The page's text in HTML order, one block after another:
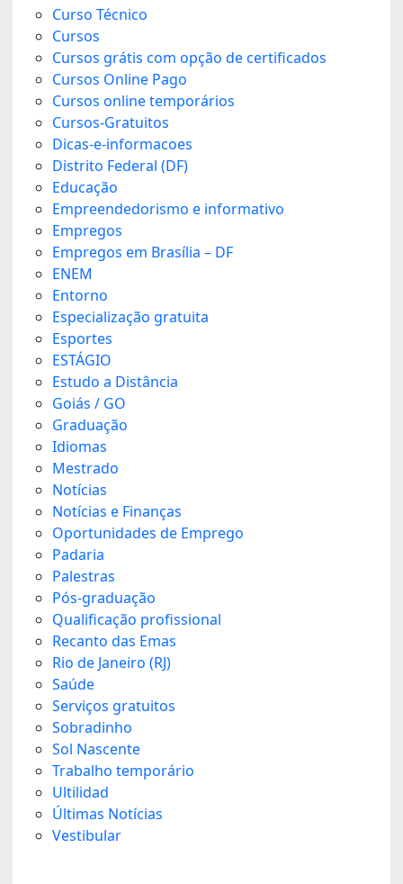
Curso Técnico
Cursos
Cursos grátis com opção de certificados
Cursos Online Pago
Cursos online temporários
Cursos-Gratuitos
Dicas-e-informacoes
Distrito Federal (DF)
Educação
Empreendedorismo e informativo
Empregos
Empregos em Brasília – DF
ENEM
Entorno
Especialização gratuita
Esportes
ESTÁGIO
Estudo a Distância
Goiás / GO
Graduação
Idiomas
Mestrado
Notícias
Notícias e Finanças
Oportunidades de Emprego
Padaria
Palestras
Pós-graduação
Qualificação profissional
Recanto das Emas
Rio de Janeiro (RJ)
Saúde
Serviços gratuitos
Sobradinho
Sol Nascente
Trabalho temporário
Ultilidad
Últimas Notícias
Vestibular